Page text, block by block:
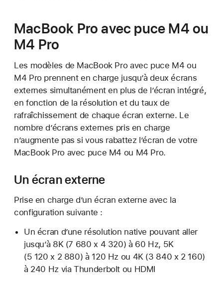
MacBook Pro avec puce M4 ou
M4 Pro
Les modèles de MacBook Pro avec puce M4 ou
M4 Pro prennent en charge jusqu’à deux écrans
externes simultanément en plus de l’écran intégré,
en fonction de la résolution et du taux de
rafraîchissement de chaque écran externe. Le
nombre d’écrans externes pris en charge
n’augmente pas si vous rabattez l’écran de votre
MacBook Pro avec puce M4 ou M4 Pro.
Un écran externe
Prise en charge d’un écran externe avec la
configuration suivante :
Un écran d’une résolution native pouvant aller
jusqu’à 8K (7 680 x 4 320) à 60 Hz, 5K
(5 120 x 2 880) à 120 Hz ou 4K (3 840 x 2 160)
à 240 Hz via Thunderbolt ou HDMI